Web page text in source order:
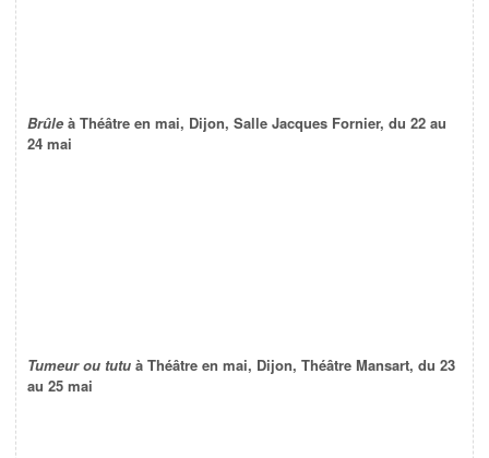
Brûle à Théâtre en mai, Dijon, Salle Jacques Fornier, du 22 au
24 mai
Tumeur ou tutu à Théâtre en mai, Dijon, Théâtre Mansart, du 23
au 25 mai